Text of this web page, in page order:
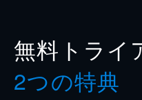
無料トライ
2つの特典